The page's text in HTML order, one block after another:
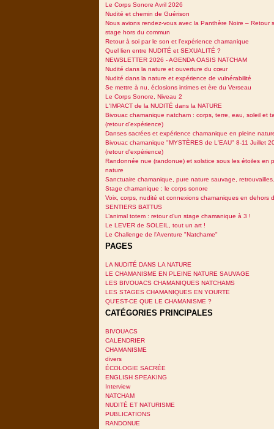
Le Corps Sonore Avril 2026
Nudité et chemin de Guérison
Nous avions rendez-vous avec la Panthère Noire – Retour
stage hors du commun
Retour à soi par le son et l’expérience chamanique
Quel lien entre NUDITÉ et SEXUALITÉ ?
NEWSLETTER 2026 - AGENDA OASIS NATCHAM
Nudité dans la nature et ouverture du cœur
Nudité dans la nature et expérience de vulnérabilité
Se mettre à nu, éclosions intimes et ère du Verseau
Le Corps Sonore, Niveau 2
L'IMPACT de la NUDITÉ dans la NATURE
Bivouac chamanique natcham : corps, terre, eau, soleil et
(retour d'expérience)
Danses sacrées et expérience chamanique en pleine
Bivouac chamanique "MYSTÈRES de L'EAU" 8-11 Juillet
(retour d'expérience)
Randonnée nue (randonue) et solstice sous les étoiles en
nature
Sanctuaire chamanique, pure nature sauvage,
Stage chamanique : le corps sonore
Voix, corps, nudité et connexions chamaniques en dehors
SENTIERS BATTUS
L’animal totem : retour d’un stage chamanique à 3 !
Le LEVER de SOLEIL, tout un art !
Le Challenge de l'Aventure "Natchame"
PAGES
LA NUDITÉ DANS LA NATURE
LE CHAMANISME EN PLEINE NATURE SAUVAGE
LES BIVOUACS CHAMANIQUES NATCHAMS
LES STAGES CHAMANIQUES EN YOURTE
QU'EST-CE QUE LE CHAMANISME ?
CATÉGORIES PRINCIPALES
BIVOUACS
CALENDRIER
CHAMANISME
divers
ÉCOLOGIE SACRÉE
ENGLISH SPEAKING
Interview
NATCHAM
NUDITÉ ET NATURISME
PUBLICATIONS
RANDONUE